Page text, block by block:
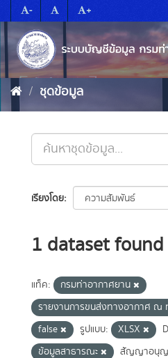
to
content
- +
ชุดข้อมูล
เรียงโดย
1 dataset found
แท็ค:
กรมท่าอากาศยาน
รายงานการขนส่งทางอากาศ ณ
false
รูปแบบ: XLSX
ข้อมูลสาธารณะ
สัญญาอนุ